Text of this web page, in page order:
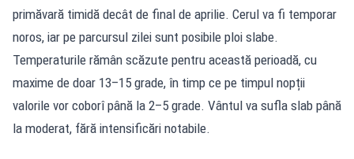
primăvară timidă decât de final de aprilie. Cerul va fi temporar
noros, iar pe parcursul zilei sunt posibile ploi slabe.
Temperaturile rămân scăzute pentru această perioadă, cu
maxime de doar 13–15 grade, în timp ce pe timpul nopții
valorile vor coborî până la 2–5 grade. Vântul va sufla slab până
la moderat, fără intensificări notabile.